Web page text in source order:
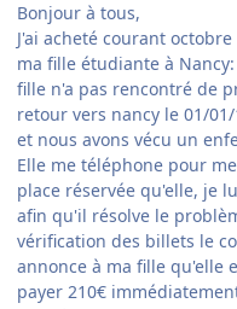
Bonjour à tous,
J'ai acheté courant
ma fille étudiante à
fille n'a pas rencontré de
retour vers nancy le 01/
et nous avons vécu un
Elle me téléphone pour
place réservée qu'elle, je
afin qu'il résolve le
vérification des billets le
annonce à ma fille qu'elle
payer 210€